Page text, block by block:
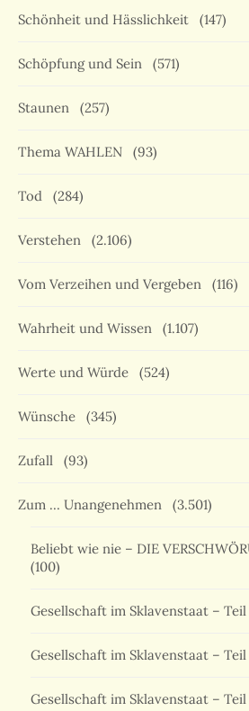
Schönheit und Hässlichkeit (147)
Schöpfung und Sein (571)
Staunen (257)
Thema WAHLEN (93)
Tod (284)
Verstehen (2.106)
Vom Verzeihen und Vergeben (116)
Wahrheit und Wissen (1.107)
Werte und Würde (524)
Wünsche (345)
Zufall (93)
Zum … Unangenehmen (3.501)
Beliebt wie nie – DIE
(100)
Gesellschaft im Sklavenstaat – Teil
Gesellschaft im Sklavenstaat – Teil
Gesellschaft im Sklavenstaat – Teil